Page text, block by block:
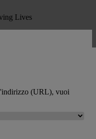
Lives
(URL), vuoi